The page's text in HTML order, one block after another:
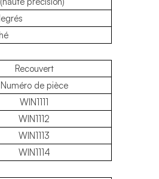
Recouvert
Numéro de pièce
WIN1111
WIN1112
WIN1113
WIN1114